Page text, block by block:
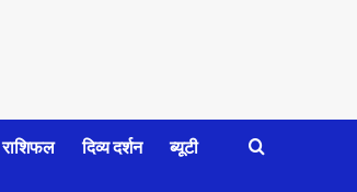
राशिफल दिव्य दर्शन ब्यूटी